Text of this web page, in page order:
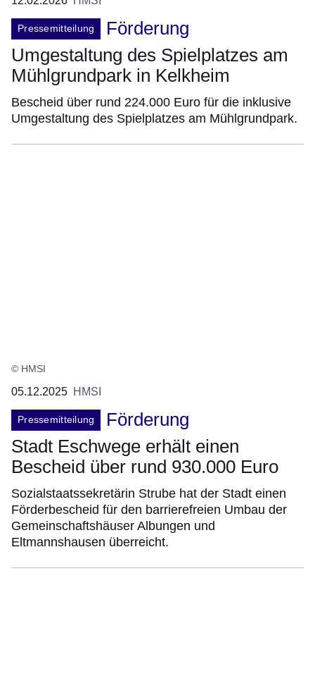
Pressemitteilung
Förderung
Umgestaltung des Spielplatzes am
Mühlgrundpark in Kelkheim
Bescheid über rund 224.000 Euro für die inklusive
Umgestaltung des Spielplatzes am Mühlgrundpark.
© HMSI
05.12.2025 HMSI
Pressemitteilung
Förderung
Stadt Eschwege erhält einen
Bescheid über rund 930.000 Euro
Sozialstaatssekretärin Strube hat der Stadt einen
Förderbescheid für den barrierefreien Umbau der
Gemeinschaftshäuser Albungen und
Eltmannshausen überreicht.